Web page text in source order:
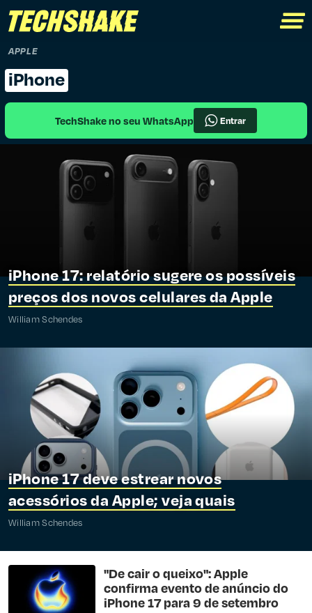
APPLE
iPhone
TechShake no seu WhatsApp Entrar
iPhone 17: relatório sugere os possíveis
preços dos novos celulares da Apple
William Schendes
iPhone 17 deve estrear novos
acessórios da Apple; veja quais
William Schendes
"De cair o queixo": Apple
confirma evento de anúncio do
iPhone 17 para 9 de setembro